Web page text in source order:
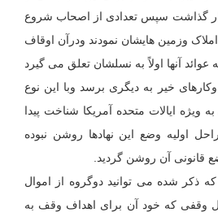
گذاشت سپس تعدادی از اصحاب شروع
وزمین هایشان نمودند ودرآن اوقاف
آنها اولاً به نسلشان تعلق می گیرد
خیر به دیگری برسد وبا این نوع
ویژه ایالات متحده آمریکا شناخت پیدا
اولیه وضع این نهادها روشن نبوده
قانونی آن روشن گردید.
ذکر شده می توانید دوگروه از اموال
وقفی که خود آن برای اهداف وقف به